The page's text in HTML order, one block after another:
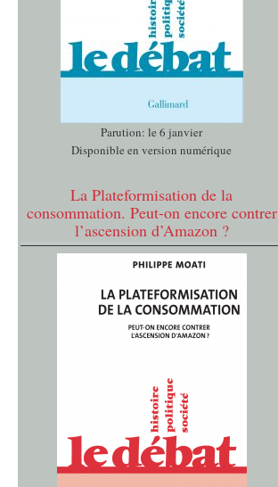
Parution: le 6 janvier
Disponible en version numérique
La Plateformisation de la
consommation. Peut-on encore contrer
l’ascension d’Amazon ?